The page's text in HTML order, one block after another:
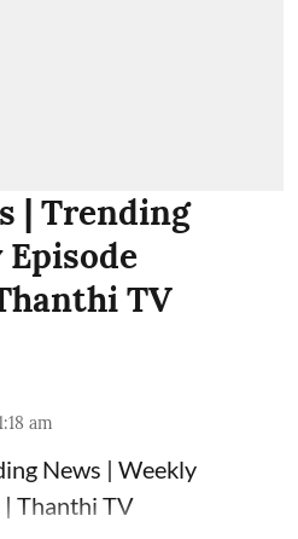
| Trending
Episode
TV
am
News | Weekly
Thanthi TV